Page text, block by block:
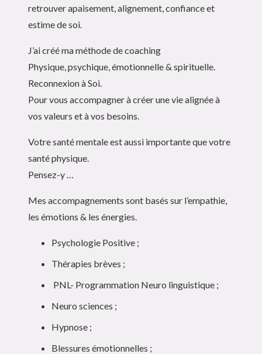
retrouver apaisement, alignement, confiance et
estime de soi.
J’ai créé ma méthode de coaching
Physique, psychique, émotionnelle & spirituelle.
Reconnexion à Soi.
Pour vous accompagner à créer une vie alignée à
vos valeurs et à vos besoins.
Votre santé mentale est aussi importante que votre
santé physique.
Pensez-y …
Mes accompagnements sont basés sur l’empathie,
les émotions & les énergies.
Psychologie Positive ;
Thérapies brèves ;
PNL- Programmation Neuro linguistique ;
Neuro sciences ;
Hypnose ;
Blessures émotionnelles ;